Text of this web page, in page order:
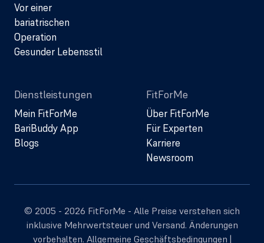
Vor einer
bariatrischen
Operation
Gesunder Lebensstil
Dienstleistungen
Mein FitForMe
BariBuddy App
Blogs
FitForMe
Über FitForMe
Für Experten
Karriere
Newsroom
© 2005 - 2026 FitForMe - Alle Preise verstehen sich
inklusive Mehrwertsteuer und Versand. Änderungen
vorbehalten. Allgemeine Geschäftsbedingungen |